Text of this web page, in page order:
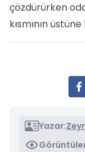
çözdürürken
kısmının
Yazar: